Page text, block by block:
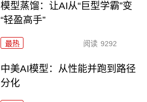
模型蒸馏：让AI从“巨型学霸”变
“轻盈高手”
最热 阅读 9292
中美AI模型：从性能并跑到路径
分化